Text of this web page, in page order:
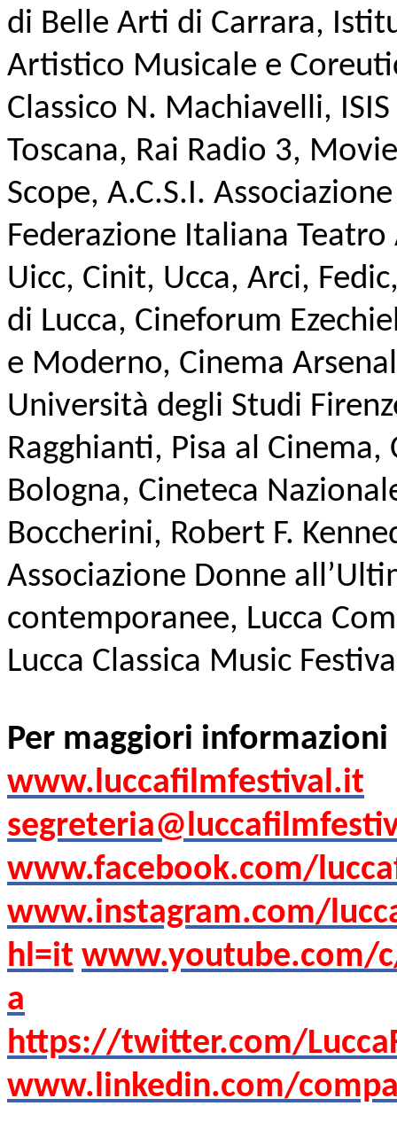
di Belle Arti di Carrara,
Artistico Musicale e
Classico N. Machiavelli,
Toscana, Rai Radio 3,
Scope, A.C.S.I.
Federazione Italiana
Uicc, Cinit, Ucca, Arci,
di Lucca, Cineforum
e Moderno, Cinema
Università degli Studi
Ragghianti, Pisa al
Bologna, Cineteca
Boccherini, Robert F.
Associazione Donne
contemporanee, Lucca
Lucca Classica Music
Per maggiori informazioni
www.luccafilmfestival.it
www.facebook.com/
www.instagram.com/
hl=it www.youtube.com/
a
https://twitter.com/
www.linkedin.com/